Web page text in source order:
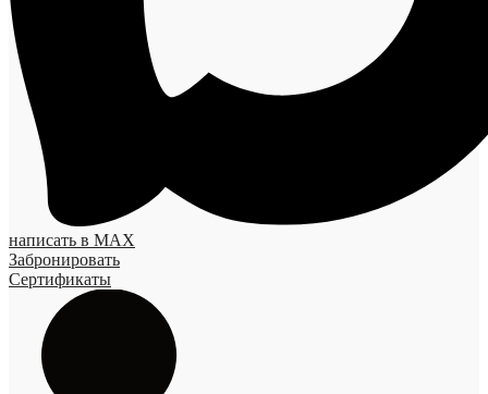
написать в MAX
Забронировать
Сертификаты